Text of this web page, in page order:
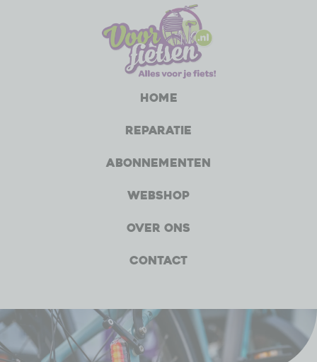
Home
Reparatie
Abonnementen
Webshop
Over ons
Contact